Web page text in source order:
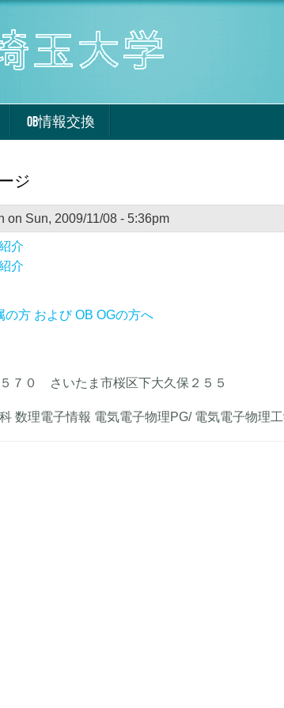
OB情報交換
ジ
on Sun, 2009/11/08 - 5:36pm
介
介
の方 および OB OGの方へ
５７０ さいたま市桜区下大久保２５５
数理電子情報 電気電子物理PG/ 電気電子物理